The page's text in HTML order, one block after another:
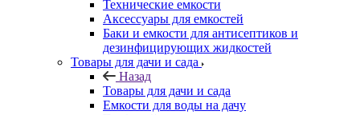
Технические емкости
Аксессуары для емкостей
Баки и емкости для антисептиков и
дезинфицирующих жидкостей
Товары для дачи и сада
Назад
Товары для дачи и сада
Емкости для воды на дачу